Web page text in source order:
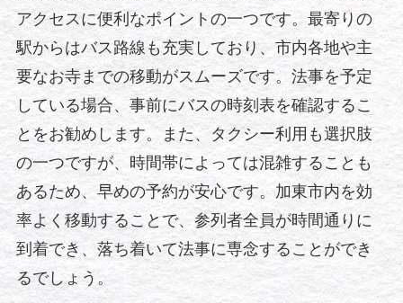
アクセスに便利なポイントの一つです。最寄りの
駅からはバス路線も充実しており、市内各地や主
要なお寺までの移動がスムーズです。法事を予定
している場合、事前にバスの時刻表を確認するこ
とをお勧めします。また、タクシー利用も選択肢
の一つですが、時間帯によっては混雑することも
あるため、早めの予約が安心です。加東市内を効
率よく移動することで、参列者全員が時間通りに
到着でき、落ち着いて法事に専念することができ
るでしょう。